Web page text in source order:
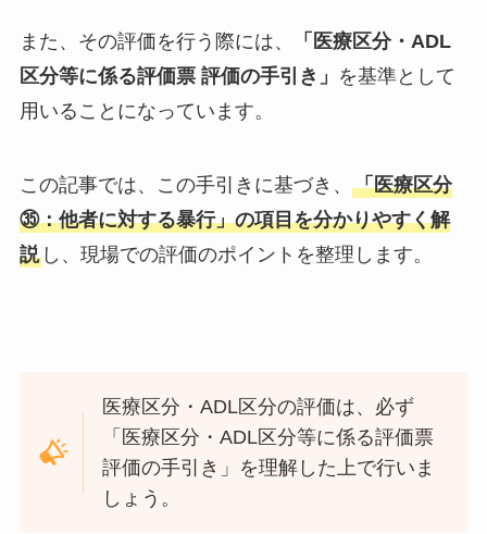
また、その評価を行う際には、
「医療区分・ADL
区分等に係る評価票 評価の手引き」 を基準として
用いることになっています。
この記事では、この手引きに基づき、 「医療区分
㉟：他者に対する暴行」の項目を分かりやすく解
説し、現場での評価のポイントを整理します。
医療区分・ADL区分の評価は、必ず
「医療区分・ADL区分等に係る評価票
評価の手引き」を理解した上で行いま
しょう。